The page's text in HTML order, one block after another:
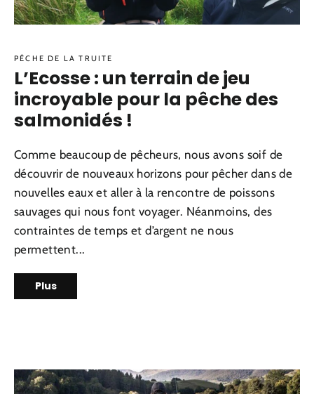
PÊCHE DE LA TRUITE
L’Ecosse : un terrain de jeu
incroyable pour la pêche des
salmonidés !
Comme beaucoup de pêcheurs, nous avons soif de
découvrir de nouveaux horizons pour pêcher dans de
nouvelles eaux et aller à la rencontre de poissons
sauvages qui nous font voyager. Néanmoins, des
contraintes de temps et d’argent ne nous
permettent...
Plus